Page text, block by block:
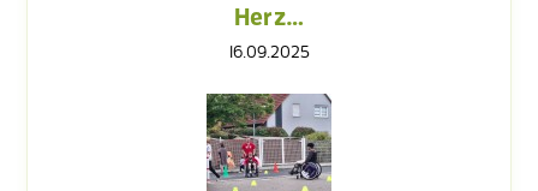
Herz…
16.09.2025